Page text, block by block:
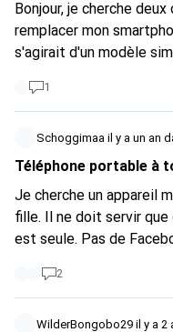
Bonjour, je cherche deux choses D'une
remplacer mon
s'agirait d'un modèle
photo qui fasse de très
l'iPhone), mais je ne
1
Schoggimaa il y a un an
Téléphone portable à
Je cherche un appareil
fille. Il ne doit servir
est seule. Pas de
2
WilderBongobo29 il y a 2